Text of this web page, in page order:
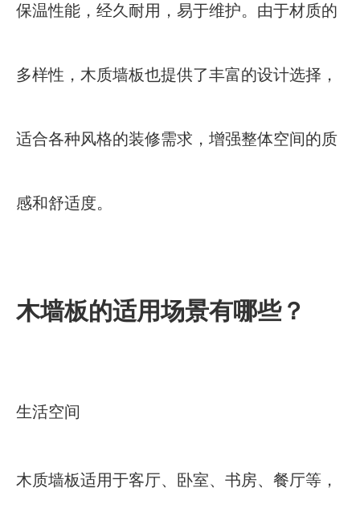
保温性能，经久耐用，易于维护。由于材质的
多样性，木质墙板也提供了丰富的设计选择，
适合各种风格的装修需求，增强整体空间的质
感和舒适度。
木墙板的适用场景有哪些？
生活空间
木质墙板适用于客厅、卧室、书房、餐厅等，